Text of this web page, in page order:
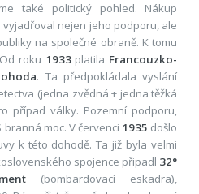
také politický pohled. Nákup
nejen jeho podporu, ale
na společné obraně. K tomu
roku 1933platila Francouzko-
. Ta předpokládala vyslání
(jedna zvědná + jedna těžká
případ války. Pozemní podporu,
moc. V červenci 1935 došlo
k této dohodě. Ta již byla velmi
spojence připadl 32°
(bombardovací eskadra),